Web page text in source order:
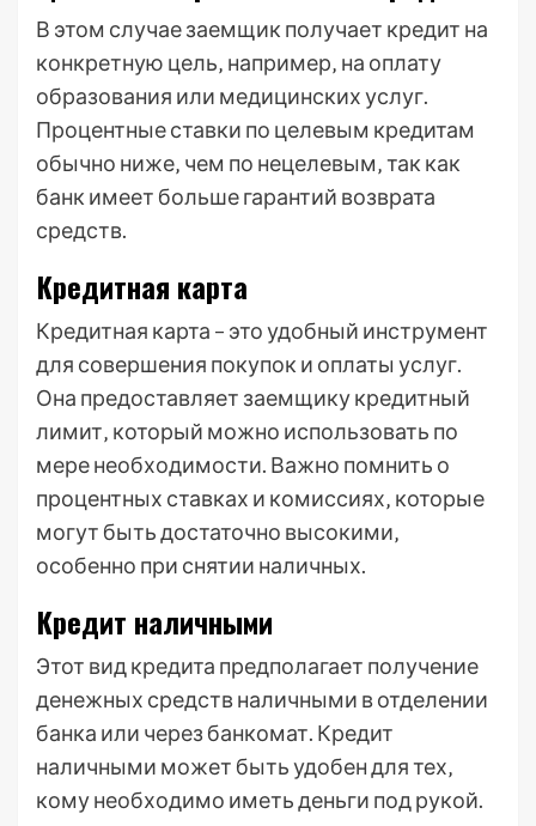
В этом случае заемщик получает кредит на
конкретную цель‚ например‚ на оплату
образования или медицинских услуг.
Процентные ставки по целевым кредитам
обычно ниже‚ чем по нецелевым‚ так как
банк имеет больше гарантий возврата
средств.
Кредитная карта
Кредитная карта – это удобный инструмент
для совершения покупок и оплаты услуг.
Она предоставляет заемщику кредитный
лимит‚ который можно использовать по
мере необходимости. Важно помнить о
процентных ставках и комиссиях‚ которые
могут быть достаточно высокими‚
особенно при снятии наличных.
Кредит наличными
Этот вид кредита предполагает получение
денежных средств наличными в отделении
банка или через банкомат. Кредит
наличными может быть удобен для тех‚
кому необходимо иметь деньги под рукой.